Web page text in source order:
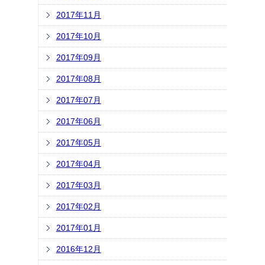
2017年11月
2017年10月
2017年09月
2017年08月
2017年07月
2017年06月
2017年05月
2017年04月
2017年03月
2017年02月
2017年01月
2016年12月